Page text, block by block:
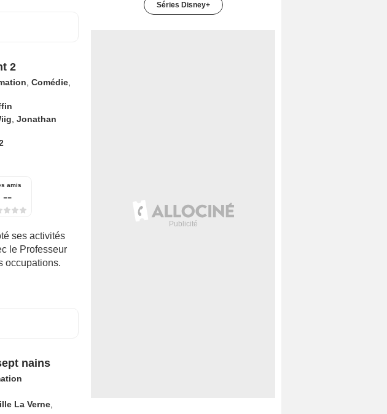
2
Comédie,
Jonathan
amis
--
ses activités
le Professeur
occupations.
nains
La Verne,
Séries Disney+